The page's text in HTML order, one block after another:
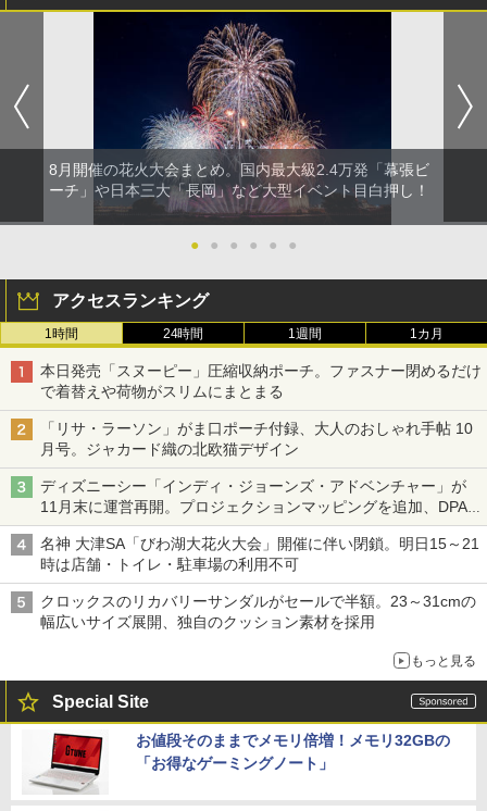
8月開催の花火大会まとめ。国内最大級2.4万発「幕張ビ
ーチ」や日本三大「長岡」など大型イベント目白押し！
● ● ● ● ● ●
アクセスランキング
1時間 24時間 1週間 1カ月
本日発売「スヌーピー」圧縮収納ポーチ。ファスナー閉めるだけ
で着替えや荷物がスリムにまとまる
「リサ・ラーソン」がま口ポーチ付録、大人のおしゃれ手帖 10
月号。ジャカード織の北欧猫デザイン
ディズニーシー「インディ・ジョーンズ・アドベンチャー」が
11月末に運営再開。プロジェクションマッピングを追加、DPA
は1500円
名神 大津SA「びわ湖大花火大会」開催に伴い閉鎖。明日15～21
時は店舗・トイレ・駐車場の利用不可
クロックスのリカバリーサンダルがセールで半額。23～31cmの
幅広いサイズ展開、独自のクッション素材を採用
もっと見る
Special Site
お値段そのままでメモリ倍増！メモリ32GBの
「お得なゲーミングノート」